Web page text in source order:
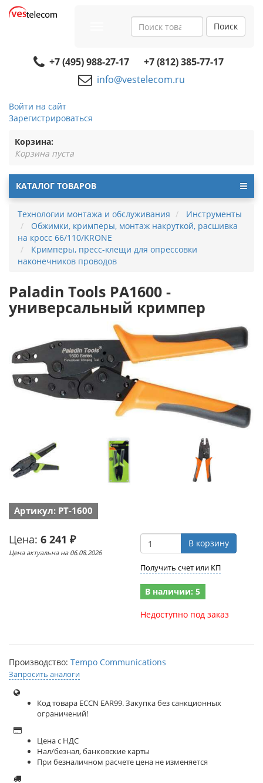
navigation
Поиск
+7 (495) 988-27-17
+7 (812) 385-77-17
info@vestelecom.ru
Войти на сайт
Зарегистрироваться
Корзина:
Корзина пуста
КАТАЛОГ ТОВАРОВ
Технологии монтажа и обслуживания
Инструменты
Обжимки, кримперы, монтаж накруткой, расшивка
на кросс 66/110/KRONE
Кримперы, пресс-клещи для опрессовки
наконечников проводов
Paladin Tools PA1600 -
универсальный кримпер
Артикул: PT-1600
Цена: 6 241 ₽
Цена актуальна на 06.08.2026
В корзину
Получить счет или КП
В наличии: 5
Недоступно под заказ
Производство: Tempo Communications
Запросить аналоги
Код товара ECCN EAR99. Закупка без санкционных
ограничений!
Цена с НДС
Нал/безнал, банковские карты
При безналичном расчете цена не изменяется